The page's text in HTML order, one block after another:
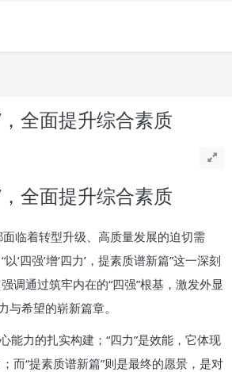
全面提升综合素质
全面提升综合素质
临着转型升级、高质量发展的迫切需
四强’增‘四力’，提素质谱新篇”这一深刻
调通过筑牢内在的“四强”根基，激发外显
希望的崭新篇章。
能力的扎实构建；“四力”是效能，它体现
而“提素质谱新篇”则是最终的愿景，是对